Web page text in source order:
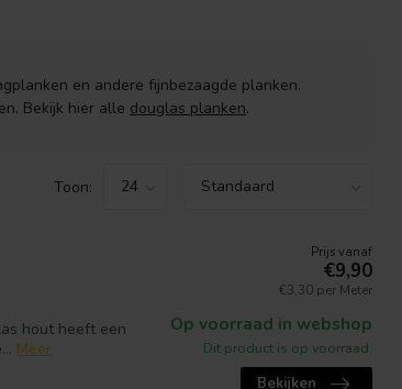
en andere fijnbezaagde planken.
Bekijk hier alle douglas planken.
Toon:
hout heeft een
Meer
Prijs vanaf
€9,90
€3,30 per Meter
Op voorraad in webshop
Dit product is op voorraad.
Bekijken